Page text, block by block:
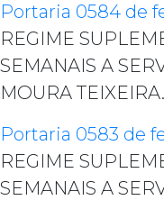
Portaria 0584 de
REGIME
SEMANAIS A
MOURA TEIXEIRA.
Portaria 0583 de
REGIME
SEMANAIS A